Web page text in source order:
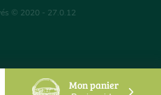
Mon panier
© 2020 - 27.0.12